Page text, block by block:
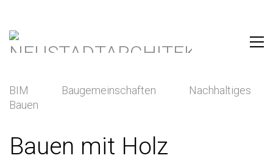
BIM Baugemeinschaften
Nachhaltiges
Bauen
Bauen mit Holz